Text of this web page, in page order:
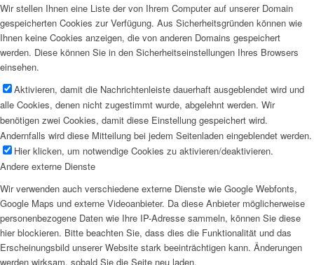
Wir stellen Ihnen eine Liste der von Ihrem Computer auf unserer Domain
gespeicherten Cookies zur Verfügung. Aus Sicherheitsgründen können wie
Ihnen keine Cookies anzeigen, die von anderen Domains gespeichert
werden. Diese können Sie in den Sicherheitseinstellungen Ihres Browsers
einsehen.
Aktivieren, damit die Nachrichtenleiste dauerhaft ausgeblendet wird und
alle Cookies, denen nicht zugestimmt wurde, abgelehnt werden. Wir
benötigen zwei Cookies, damit diese Einstellung gespeichert wird.
Andernfalls wird diese Mitteilung bei jedem Seitenladen eingeblendet werden.
Hier klicken, um notwendige Cookies zu aktivieren/deaktivieren.
Andere externe Dienste
Wir verwenden auch verschiedene externe Dienste wie Google Webfonts,
Google Maps und externe Videoanbieter. Da diese Anbieter möglicherweise
personenbezogene Daten wie Ihre IP-Adresse sammeln, können Sie diese
hier blockieren. Bitte beachten Sie, dass dies die Funktionalität und das
Erscheinungsbild unserer Website stark beeinträchtigen kann. Änderungen
werden wirksam, sobald Sie die Seite neu laden.